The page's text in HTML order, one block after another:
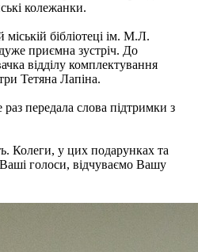
колежанки.
міській бібліотеці ім. М.Л.
приємна зустріч. До
відділу комплектування
Тетяна Лапіна.
передала слова підтримки з
Колеги, у цих подарунках та
голоси, відчуваємо Вашу